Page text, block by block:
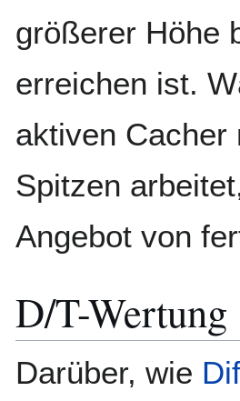
größerer Höhe
erreichen ist.
aktiven Cacher
Spitzen
Angebot von
D/T-Wertung
Darüber, wie